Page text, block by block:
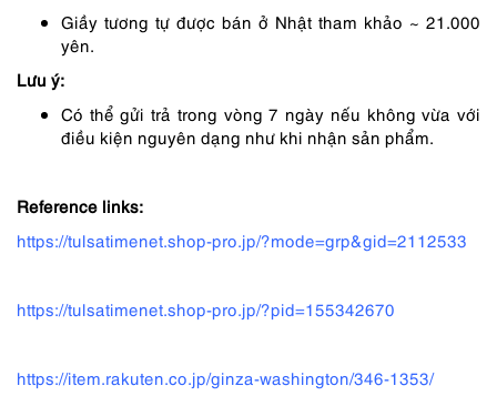
Giầy tương tự được bán ở Nhật tham khảo ~ 21.000
yên.
Lưu ý:
Có thể gửi trả trong vòng 7 ngày nếu không vừa với
điều kiện nguyên dạng như khi nhận sản phẩm.
Reference links:
https://tulsatimenet.shop-pro.jp/?mode=grp&gid=2112533
https://tulsatimenet.shop-pro.jp/?pid=155342670
https://item.rakuten.co.jp/ginza-washington/346-1353/